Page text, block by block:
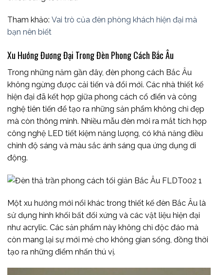
Tham khảo: Vai trò của đèn phòng khách hiện đại mà
bạn nên biết
Xu Hướng Đương Đại Trong Đèn Phong Cách Bắc Âu
Trong những năm gần đây, đèn phong cách Bắc Âu
không ngừng được cải tiến và đổi mới. Các nhà thiết kế
hiện đại đã kết hợp giữa phong cách cổ điển và công
nghệ tiên tiến để tạo ra những sản phẩm không chỉ đẹp
mà còn thông minh. Nhiều mẫu đèn mới ra mắt tích hợp
công nghệ LED tiết kiệm năng lượng, có khả năng điều
chỉnh độ sáng và màu sắc ánh sáng qua ứng dụng di
động.
Một xu hướng mới nổi khác trong thiết kế đèn Bắc Âu là
sử dụng hình khối bất đối xứng và các vật liệu hiện đại
như acrylic. Các sản phẩm này không chỉ độc đáo mà
còn mang lại sự mới mẻ cho không gian sống, đồng thời
tạo ra những điểm nhấn thú vị.